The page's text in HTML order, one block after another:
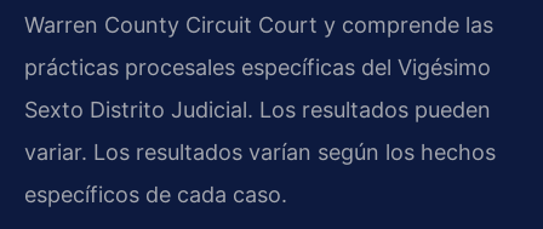
Warren County Circuit Court y comprende las
prácticas procesales específicas del Vigésimo
Sexto Distrito Judicial. Los resultados pueden
variar. Los resultados varían según los hechos
específicos de cada caso.